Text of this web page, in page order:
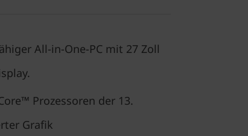
All-in-One-PC mit 27 Zoll
Prozessoren der 13.
Grafik